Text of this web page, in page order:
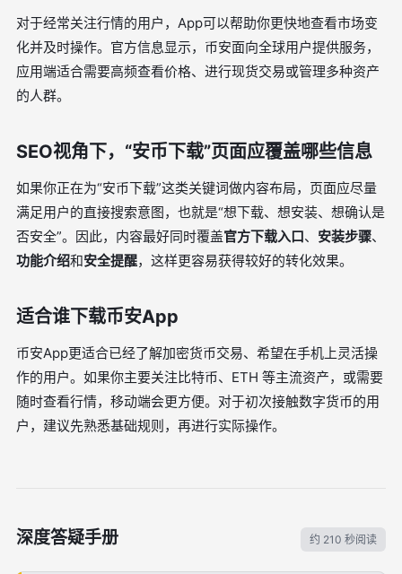
对于经常关注行情的用户，App可以帮助你更快地查看市场变
化并及时操作。官方信息显示，币安面向全球用户提供服务，
应用端适合需要高频查看价格、进行现货交易或管理多种资产
的人群。
SEO视角下，“安币下载”页面应覆盖哪些信息
如果你正在为“安币下载”这类关键词做内容布局，页面应尽量
满足用户的直接搜索意图，也就是“想下载、想安装、想确认是
否安全”。因此，内容最好同时覆盖官方下载入口、 安装步骤、
功能介绍和安全提醒，这样更容易获得较好的转化效果。
适合谁下载币安App
币安App更适合已经了解加密货币交易、希望在手机上灵活操
作的用户。如果你主要关注比特币、ETH 等主流资产，或需要
随时查看行情，移动端会更方便。对于初次接触数字货币的用
户，建议先熟悉基础规则，再进行实际操作。
深度答疑手册 约 210 秒阅读